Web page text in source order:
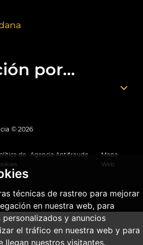
técnicas de rastreo para mejorar
en nuestra web, para
y anuncios
el tráfico en nuestra web y para
llegan nuestros visitantes.
por...
© 2026
de
Agencia Antifraude
Mapa
Web